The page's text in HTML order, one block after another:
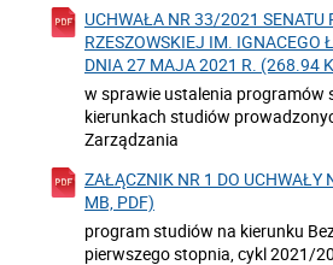
UCHWAŁA NR 33/2021 SENATU
RZESZOWSKIEJ IM. IGNACEGO
DNIA 27 MAJA 2021 R. (268.94
w sprawie ustalenia programów
kierunkach studiów
Zarządzania
ZAŁĄCZNIK NR 1 DO
MB, PDF)
program studiów na kierunku
pierwszego stopnia, cykl 2021/